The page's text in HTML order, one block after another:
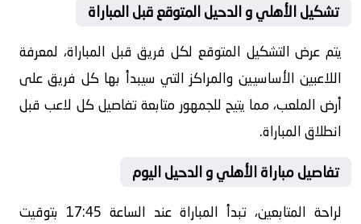
تشكيل الأهلي و الدحيل المتوقع قبل المباراة
يتم عرض التشكيل المتوقع لكل فريق قبل المباراة، لمعرفة
اللاعبين الأساسيين والمراكز التي سيبدأ بها كل فريق على
أرض الملعب، مما يتيح للجمهور متابعة تفاصيل كل لاعب قبل
انطلاق المباراة.
تفاصيل مباراة الأهلي و الدحيل اليوم
لراحة المتابعين، تبدأ المباراة عند الساعة 17:45 بتوقيت